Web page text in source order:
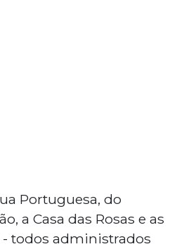
Portuguesa, do
a Casa das Rosas e as
todos administrados